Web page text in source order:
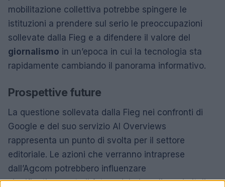
mobilitazione collettiva potrebbe spingere le
istituzioni a prendere sul serio le preoccupazioni
sollevate dalla Fieg e a difendere il valore del
giornalismo in un’epoca in cui la tecnologia sta
rapidamente cambiando il panorama informativo.
Prospettive future
La questione sollevata dalla Fieg nei confronti di
Google e del suo servizio AI Overviews
rappresenta un punto di svolta per il settore
editoriale. Le azioni che verranno intraprese
dall’Agcom potrebbero influenzare
significativamente il futuro del giornalismo in Italia.